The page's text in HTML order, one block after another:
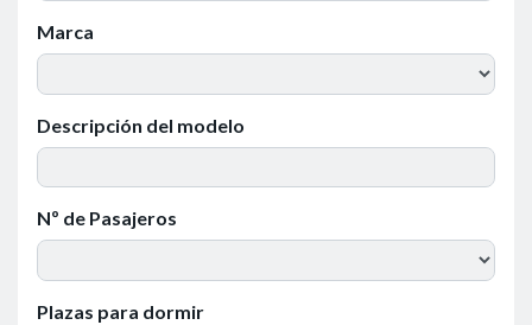
Marca
Descripción del modelo
Nº de Pasajeros
Plazas para dormir